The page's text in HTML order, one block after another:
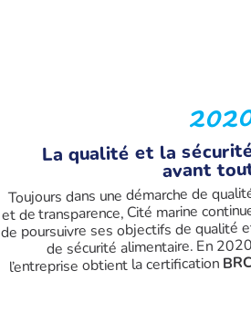
La qualité et la
avant
Toujours dans une démarche de
et de transparence, Cité marine
de poursuivre ses objectifs de qualité
de sécurité alimentaire. En
l’entreprise obtient la certification BRC